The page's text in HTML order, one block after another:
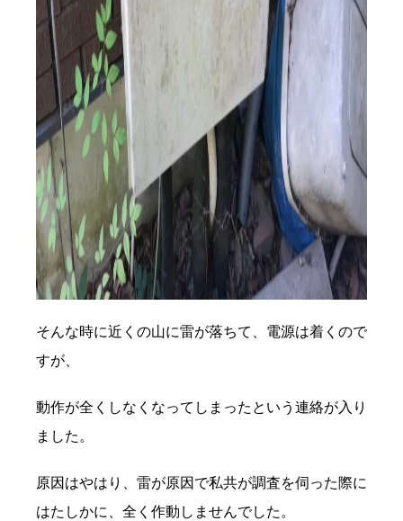
そんな時に近くの山に雷が落ちて、電源は着くので
すが、
動作が全くしなくなってしまったという連絡が入り
ました。
原因はやはり、雷が原因で私共が調査を伺った際に
はたしかに、全く作動しませんでした。